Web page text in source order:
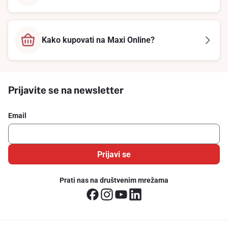
Kako kupovati na Maxi Online?
Prijavite se na newsletter
Email
Prijavi se
Prati nas na društvenim mrežama